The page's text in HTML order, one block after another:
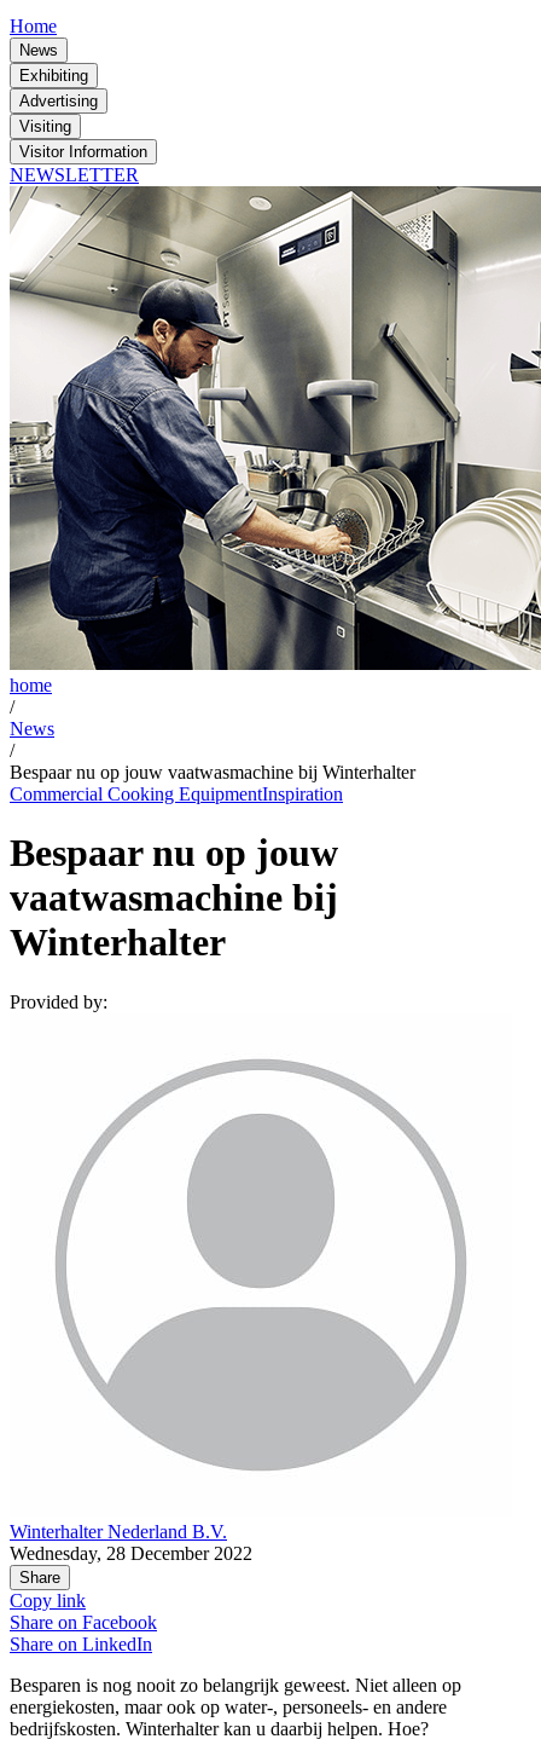
Home
News
Exhibiting
Advertising
Visiting
Visitor Information
NEWSLETTER
home
/
News
/
Bespaar nu op jouw vaatwasmachine bij Winterhalter
Commercial Cooking EquipmentInspiration
Bespaar nu op jouw
vaatwasmachine bij
Winterhalter
Provided by:
Winterhalter Nederland B.V.
Wednesday, 28 December 2022
Share
Copy link
Share on Facebook
Share on LinkedIn
Besparen is nog nooit zo belangrijk geweest. Niet alleen op
energiekosten, maar ook op water-, personeels- en andere
bedrijfskosten. Winterhalter kan u daarbij helpen. Hoe?